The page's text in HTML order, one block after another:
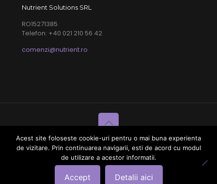
Nutrient Solutions SRL
RO15271385
Telefon: +40 021 210 56 42
comenzi@nutrient.ro
© 2018 KetogenicDiet.ro | Website design:
ruxandramicu.ro
Acest site foloseste cookie-uri pentru o mai buna experienta
de vizitare. Prin continuarea navigarii, esti de acord cu modul
de utilizare a acestor informatii.
Accept Detalii aici